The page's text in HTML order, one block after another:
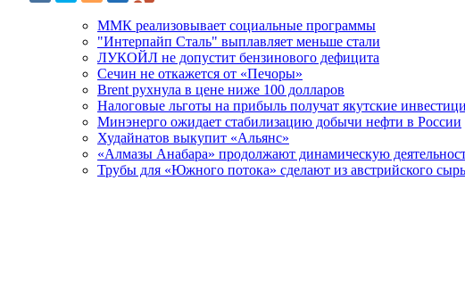
ММК реализовывает социальные программы
"Интерпайп Сталь" выплавляет меньше стали
ЛУКОЙЛ не допустит бензинового дефицита
Сечин не откажется от «Печоры»
Brent рухнула в цене ниже 100 долларов
Налоговые льготы на прибыль получат якутские
Минэнерго ожидает стабилизацию добычи нефти в России
Худайнатов выкупит «Альянс»
«Алмазы Анабара» продолжают динамическую
Трубы для «Южного потока» сделают из австрийского